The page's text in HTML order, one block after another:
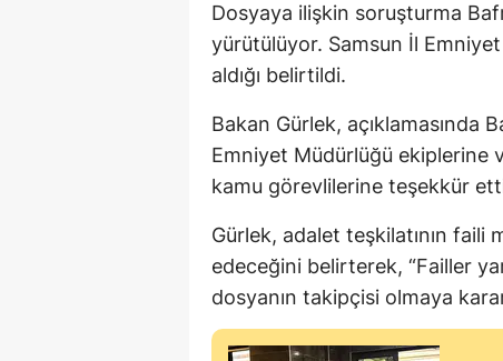
Dosyaya ilişkin soruşturma
yürütülüyor. Samsun İl
aldığı belirtildi.
Bakan Gürlek, açıklamasında
Emniyet Müdürlüğü ekiplerine
kamu görevlilerine teşekkür
Gürlek, adalet teşkilatının faili
edeceğini belirterek, “Failler
dosyanın takipçisi olmaya